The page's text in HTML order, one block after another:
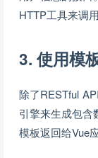
HTTP工具来调
3. 使用模
除了RESTful
引擎来生成包含
模板返回给Vue应